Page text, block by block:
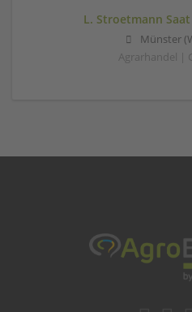
L. Stroetmann Saat
Münster
Agrarhandel |